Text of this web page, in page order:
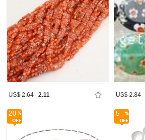
US$ 2.64 2.11 US$ 2.84
20 5